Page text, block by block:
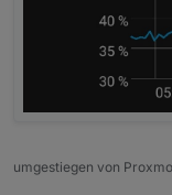
umgestiegen von